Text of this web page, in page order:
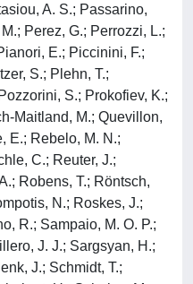
A. S.; Passarino,
Perez, G.; Perrozzi, L.;
E.; Piccinini, F.;
S.; Plehn, T.;
S.; Prokofiev, K.;
Maitland, M.; Quevillon,
E.; Rebelo, M. N.;
C.; Reuter, J.;
Robens, T.; Röntsch,
N.; Roskes, J.;
R.; Sampaio, M. O. P.;
J. J.; Sargsyan, H.;
J.; Schmidt, T.;